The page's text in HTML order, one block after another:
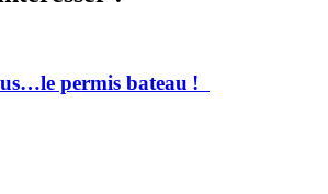
permis bateau !